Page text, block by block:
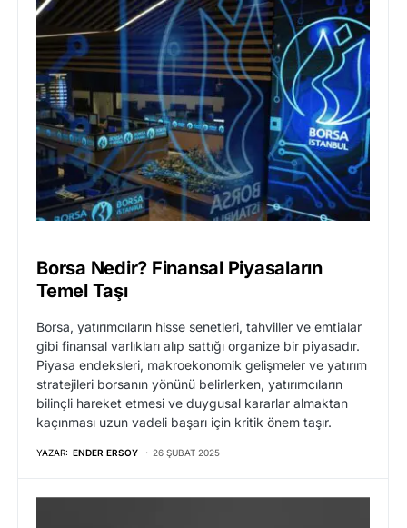
Borsa Nedir? Finansal Piyasaların
Temel Taşı
Borsa, yatırımcıların hisse senetleri, tahviller ve emtialar
gibi finansal varlıkları alıp sattığı organize bir piyasadır.
Piyasa endeksleri, makroekonomik gelişmeler ve yatırım
stratejileri borsanın yönünü belirlerken, yatırımcıların
bilinçli hareket etmesi ve duygusal kararlar almaktan
kaçınması uzun vadeli başarı için kritik önem taşır.
YAZAR: ENDER ERSOY 26 ŞUBAT 2025